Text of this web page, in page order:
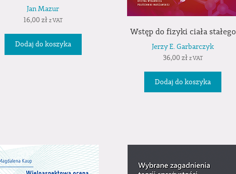
Jan Mazur
16,00zł z VAT
Dodaj do koszyka
Wstęp do fizyki ciała stałego
Jerzy E. Garbarczyk
36,00zł z VAT
Dodaj do koszyka